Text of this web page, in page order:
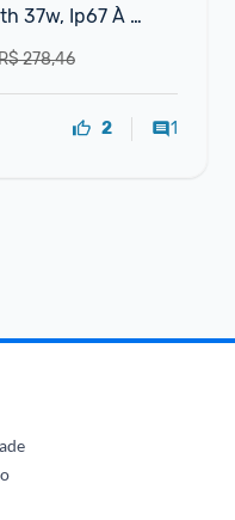
37w, Ip67 À
Luzes Rgb,
Profundos, 12h
278,46
2 1